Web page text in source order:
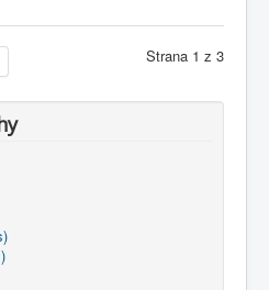
Strana 1 z 3